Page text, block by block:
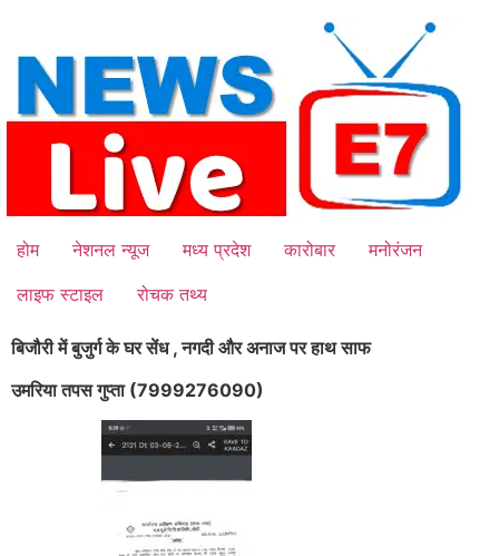
content
होम नेशनल न्यूज मध्य प्रदेश कारोबार
मनोरंजन
लाइफ स्टाइल
रोचक तथ्य
बिजौरी में बुजुर्ग के घर सेंध , नगदी और अनाज पर हाथ साफ
उमरिया तपस गुप्ता (7999276090)